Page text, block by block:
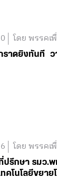
โดย พรรคเ
ราดยิงทันที ว
โดย พรรคเ
ที่ปรึกษา รมว.
เทคโนโลยีข